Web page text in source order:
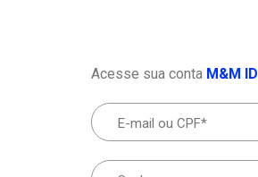
Acesse sua conta M&M ID